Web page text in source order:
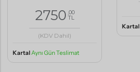
2750 ,00
TL
(KDV Dahil)
Kartal Aynı Gün Teslimat
Kartal